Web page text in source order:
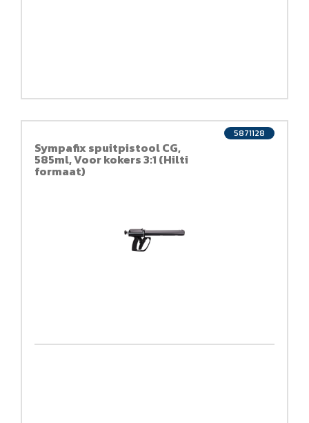
Sympafix spuitpistool CG,
585ml, Voor kokers 3:1 (Hilti
formaat)
5871128